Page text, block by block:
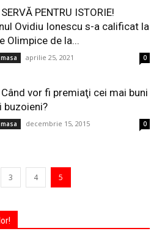
PENTRU ISTORIE!
Ovidiu Ionescu s-a calificat la
Olimpice de la...
aprilie 25, 2021 0
Când vor fi premiaţi cei mai buni
buzoieni?
decembrie 15, 2015 0
3 4 5